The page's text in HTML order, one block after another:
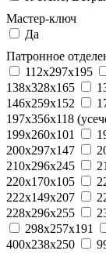
Мастер-ключ
Да
Патронное
112x297x195
138x328x165
146x259x152
197x356x118
199x260x101
200x297x147
210x296x245
220x170x105
222x149x207
228x296x255
298x257x191
400x238x250